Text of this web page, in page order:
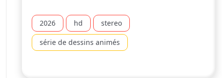
2026 hd stereo
série de dessins animés